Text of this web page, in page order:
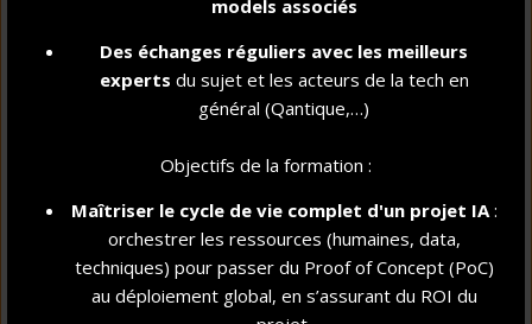
models associés
Des échanges réguliers avec les meilleurs
experts du sujet et les acteurs de la tech en
général (Qantique,…)
Objectifs de la formation :
Maîtriser le cycle de vie complet d'un projet IA:
orchestrer les ressources (humaines, data,
techniques) pour passer du Proof of Concept (PoC)
au déploiement global, en s’assurant du ROI du
SUR UN TAUX DE PRÉSENTATION DE 100%
À L'EXAMEN**
89 %
DES DIPLÔMÉS TRAVAILLENT EN FRANCE
ET 11% À L'INTERNATIONAL**
95 %